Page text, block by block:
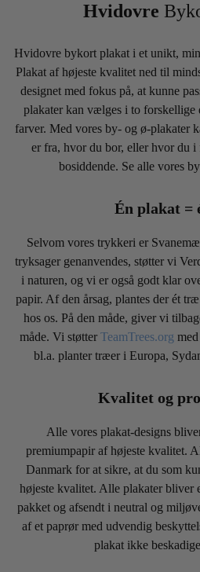
Hvidovre
Hvidovre bykort plakat i et unikt,
Plakat af højeste kvalitet ned til
designet med fokus på, at kunne
plakater kan vælges i to forskellige
farver. Med vores by- og ø-plakater
er fra, hvor du bor, eller hvor du
bosiddende. Se alle vores
Én plakat =
Selvom vores trykkeri er
tryksager genanvendes, støtter vi
i naturen, og vi er også godt klar
papir. Af den årsag, plantes der ét
hos os. På den måde, giver vi
måde. Vi støtter TeamTrees.org
bl.a. planter træer i Europa,
Kvalitet og
Alle vores plakat-designs
premiumpapir af højeste kvalitet.
Danmark for at sikre, at du som
højeste kvalitet. Alle plakater bliver
pakket og afsendt i neutral og
af et paprør med udvendig
plakat ikke